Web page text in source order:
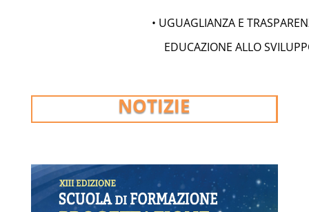
• UGUAGLIANZA E
EDUCAZIONE ALLO
NOTIZIE